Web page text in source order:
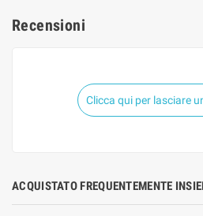
Recensioni
Clicca qui per lasciare
ACQUISTATO FREQUENTEMENTE